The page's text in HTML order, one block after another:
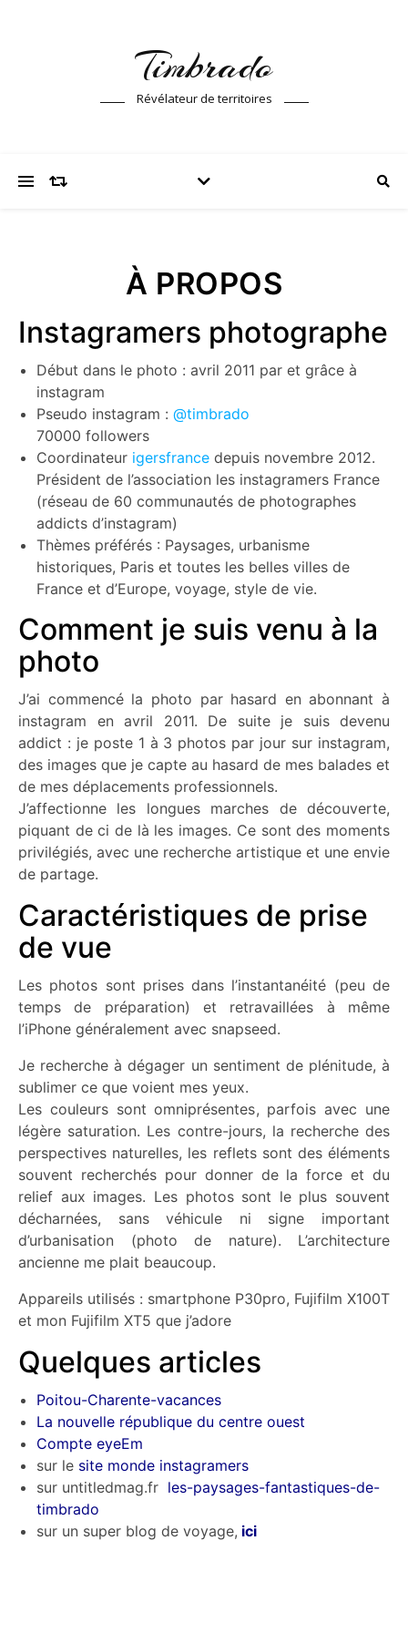
Timbrado
Révélateur de territoires
À PROPOS
Instagramers photographe
Début dans le photo : avril 2011 par et grâce à
instagram
Pseudo instagram : @timbrado
70000 followers
Coordinateur igersfrance depuis novembre 2012.
Président de l’association les instagramers France
(réseau de 60 communautés de photographes
addicts d’instagram)
Thèmes préférés : Paysages, urbanisme
historiques, Paris et toutes les belles villes de
France et d’Europe, voyage, style de vie.
Comment je suis venu à la
photo
J’ai commencé la photo par hasard en abonnant à
instagram en avril 2011. De suite je suis devenu
addict : je poste 1 à 3 photos par jour sur instagram,
des images que je capte au hasard de mes balades et
de mes déplacements professionnels.
J’affectionne les longues marches de découverte,
piquant de ci de là les images. Ce sont des moments
privilégiés, avec une recherche artistique et une envie
de partage.
Caractéristiques de prise
de vue
Les photos sont prises dans l’instantanéité (peu de
temps de préparation) et retravaillées à même
l’iPhone généralement avec snapseed.
Je recherche à dégager un sentiment de plénitude, à
sublimer ce que voient mes yeux.
Les couleurs sont omniprésentes, parfois avec une
légère saturation. Les contre-jours, la recherche des
perspectives naturelles, les reflets sont des éléments
souvent recherchés pour donner de la force et du
relief aux images. Les photos sont le plus souvent
décharnées, sans véhicule ni signe important
d’urbanisation (photo de nature). L’architecture
ancienne me plait beaucoup.
Appareils utilisés : smartphone P30pro, Fujifilm X100T
et mon Fujifilm XT5 que j’adore
Quelques articles
Poitou-Charente-vacances
La nouvelle république du centre ouest
Compte eyeEm
sur le site monde instagramers
sur untitledmag.fr les-paysages-fantastiques-de-
timbrado
sur un super blog de voyage, ici